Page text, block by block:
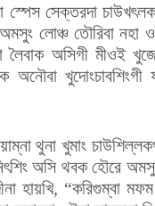
স্পেস সেক্তরদা
লোঞ্চ তৌরিবা নহা
লৈবাক অসিগী মীওই
অনৌবা
থুনা খুমাং
অসি থবক হৌরে অমসুং
হায়খি, “করিগুম্বা